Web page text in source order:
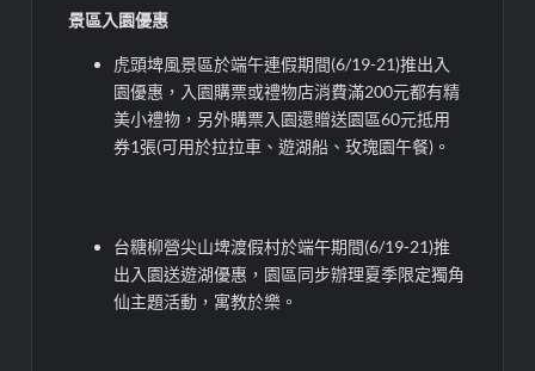
景區入園優惠
虎頭埤風景區於端午連假期間(6/19-21)推出入
園優惠，入園購票或禮物店消費滿200元都有精
美小禮物，另外購票入園還贈送園區60元抵用
券1張(可用於拉拉車、遊湖船、玫瑰園午餐)。
台糖柳營尖山埤渡假村於端午期間(6/19-21)推
出入園送遊湖優惠，園區同步辦理夏季限定獨角
仙主題活動，寓教於樂。